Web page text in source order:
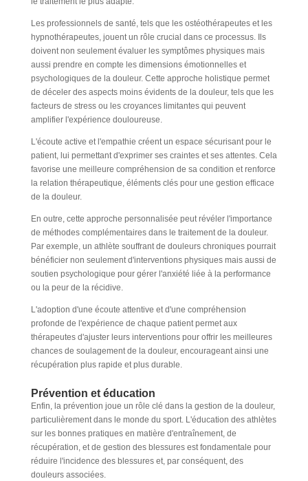
Les professionnels de santé, tels que les ostéothérapeutes et les
hypnothérapeutes, jouent un rôle crucial dans ce processus. Ils
doivent non seulement évaluer les symptômes physiques mais
aussi prendre en compte les dimensions émotionnelles et
psychologiques de la douleur. Cette approche holistique permet
de déceler des aspects moins évidents de la douleur, tels que les
facteurs de stress ou les croyances limitantes qui peuvent
amplifier l'expérience douloureuse.
L'écoute active et l'empathie créent un espace sécurisant pour le
patient, lui permettant d'exprimer ses craintes et ses attentes. Cela
favorise une meilleure compréhension de sa condition et renforce
la relation thérapeutique, éléments clés pour une gestion efficace
de la douleur.
En outre, cette approche personnalisée peut révéler l'importance
de méthodes complémentaires dans le traitement de la douleur.
Par exemple, un athlète souffrant de douleurs chroniques pourrait
bénéficier non seulement d'interventions physiques mais aussi de
soutien psychologique pour gérer l'anxiété liée à la performance
ou la peur de la récidive.
L'adoption d'une écoute attentive et d'une compréhension
profonde de l'expérience de chaque patient permet aux
thérapeutes d'ajuster leurs interventions pour offrir les meilleures
chances de soulagement de la douleur, encourageant ainsi une
récupération plus rapide et plus durable.
Prévention et éducation
Enfin, la prévention joue un rôle clé dans la gestion de la douleur,
particulièrement dans le monde du sport. L'éducation des athlètes
sur les bonnes pratiques en matière d'entraînement, de
récupération, et de gestion des blessures est fondamentale pour
réduire l'incidence des blessures et, par conséquent, des
douleurs associées.